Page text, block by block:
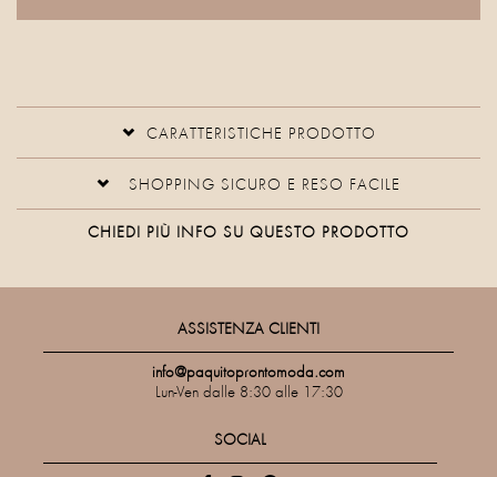
CARATTERISTICHE PRODOTTO
SHOPPING SICURO E RESO FACILE
CHIEDI PIÙ INFO SU QUESTO PRODOTTO
ASSISTENZA CLIENTI
info@paquitoprontomoda.com
Lun-Ven dalle 8:30 alle 17:30
SOCIAL